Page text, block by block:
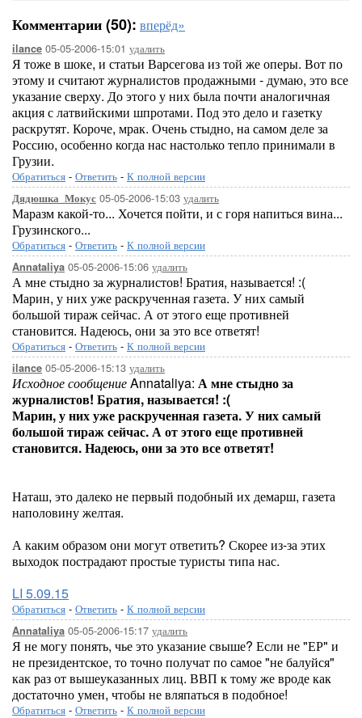
Комментарии (50): вперёд»
ilance 05-05-2006-15:01 удалить
Я тоже в шоке, и статьи Варсегова из той же оперы. Вот по
этому и считают журналистов продажными - думаю, это все
указание сверху. До этого у них была почти аналогичная
акция с латвийскими шпротами. Под это дело и газетку
раскрутят. Короче, мрак. Очень стыдно, на самом деле за
Россию, особенно когда нас настолько тепло принимали в
Грузии.
Обратиться - Ответить - К полной версии
Дядюшка_Мокус 05-05-2006-15:03 удалить
Маразм какой-то... Хочется пойти, и с горя напиться вина...
Грузинского...
Обратиться - Ответить - К полной версии
Annataliya 05-05-2006-15:06 удалить
А мне стыдно за журналистов! Братия, называется! :(
Марин, у них уже раскрученная газета. У них самый
большой тираж сейчас. А от этого еще противней
становится. Надеюсь, они за это все ответят!
Обратиться - Ответить - К полной версии
ilance 05-05-2006-15:13 удалить
Исходное сообщениеAnnataliya: А мне стыдно за
журналистов! Братия, называется! :(
Марин, у них уже раскрученная газета. У них самый
большой тираж сейчас. А от этого еще противней
становится. Надеюсь, они за это все ответят!
Наташ, это далеко не первый подобный их демарш, газета
наполовину желтая.
А каким образом они могут ответить? Скорее из-за этих
выходок пострадают простые туристы типа нас.
LI 5.09.15
Обратиться - Ответить - К полной версии
Annataliya 05-05-2006-15:17 удалить
Я не могу понять, чье это указание свыше? Если не "ЕР" и
не президентское, то точно получат по самое "не балуйся"
как раз от вышеуказанных лиц. ВВП к тому же вроде как
достаточно умен, чтобы не вляпаться в подобное!
Обратиться - Ответить - К полной версии